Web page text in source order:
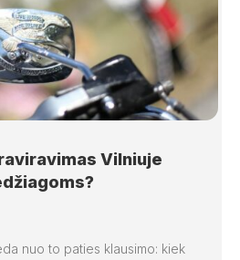
Vilniuje
nuo to paties klausimo: kiek